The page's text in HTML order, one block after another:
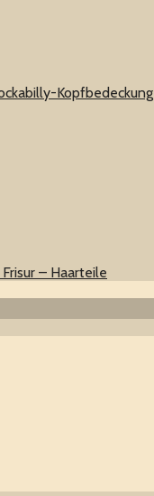
Kopfbedeckung
– Haarteile